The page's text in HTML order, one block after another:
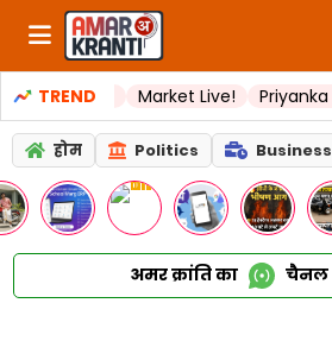
TRENDMarket Live! Priyanka Chopra
होम Politics Business
अमर क्रांति का चैनल